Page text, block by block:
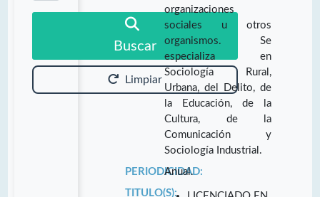
Buscar
Limpiar
organizaciones
sociales u otros
organismos. Se
especializa en
Sociología Rural,
Urbana, del Delito, de
la Educación, de la
Cultura, de la
Comunicación y
Sociología Industrial.
PERIODICIDAD:
Anual.
TITULO(S):